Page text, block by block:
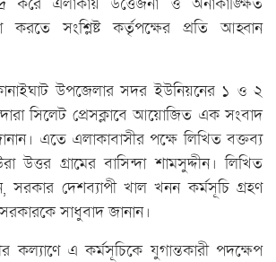
করতে সংশ্লিষ্ট কর্তৃপক্ষের প্রতি আহ্বান
উপজেলার সদর ইউনিয়নের ১ ও ২
সিলেট প্রেসক্লাবে আয়োজিত এক সংবাদ
এতে এলাকাবাসীর পক্ষে লিখিত বক্তব্য
উত্তর গ্রামের বাসিন্দা শামসুদ্দীন। লিখিত
সরকার দেশব্যাপী খাল খনন কর্মসূচি গ্রহণ
সাধুবাদ জানান।
কল্যাণে এ কর্মসূচিকে যুগান্তকারী পদক্ষেপ